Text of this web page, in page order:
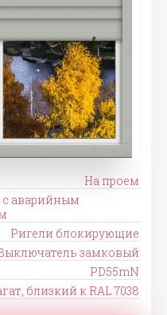
На проем
аварийным
Ригели блокирующие
замковый
PD55mN
близкий к RAL 7038